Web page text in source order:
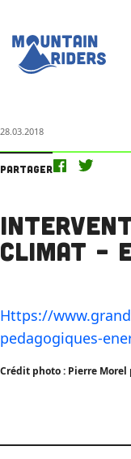
28.03.2018
Partager
Climat –
Https://
pedagogiques-
Crédit photo : Pierre